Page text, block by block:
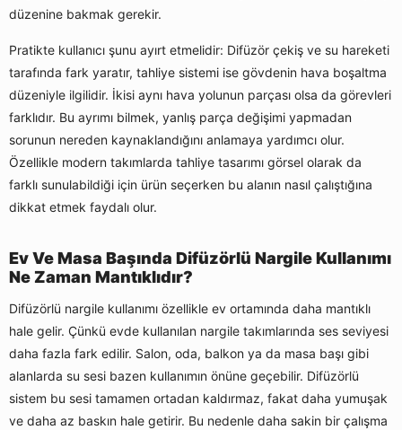
düzenine bakmak gerekir.
Pratikte kullanıcı şunu ayırt etmelidir: Difüzör çekiş ve su hareketi
tarafında fark yaratır, tahliye sistemi ise gövdenin hava boşaltma
düzeniyle ilgilidir. İkisi aynı hava yolunun parçası olsa da görevleri
farklıdır. Bu ayrımı bilmek, yanlış parça değişimi yapmadan
sorunun nereden kaynaklandığını anlamaya yardımcı olur.
Özellikle modern takımlarda tahliye tasarımı görsel olarak da
farklı sunulabildiği için ürün seçerken bu alanın nasıl çalıştığına
dikkat etmek faydalı olur.
Ev Ve Masa Başında Difüzörlü Nargile Kullanımı
Ne Zaman Mantıklıdır?
Difüzörlü nargile kullanımı özellikle ev ortamında daha mantıklı
hale gelir. Çünkü evde kullanılan nargile takımlarında ses seviyesi
daha fazla fark edilir. Salon, oda, balkon ya da masa başı gibi
alanlarda su sesi bazen kullanımın önüne geçebilir. Difüzörlü
sistem bu sesi tamamen ortadan kaldırmaz, fakat daha yumuşak
ve daha az baskın hale getirir. Bu nedenle daha sakin bir çalışma